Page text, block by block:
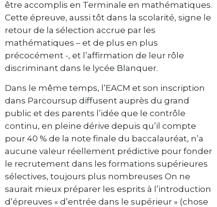
être accomplis en Terminale en mathématiques.
Cette épreuve, aussi tôt dans la scolarité, signe le
retour de la sélection accrue par les
mathématiques – et de plus en plus
précocément -, et l’affirmation de leur rôle
discriminant dans le lycée Blanquer.
Dans le même temps, l’EACM et son inscription
dans Parcoursup diffusent auprès du grand
public et des parents l’idée que le contrôle
continu, en pleine dérive depuis qu’il compte
pour 40 % de la note finale du baccalauréat, n’a
aucune valeur réellement prédictive pour fonder
le recrutement dans les formations supérieures
sélectives, toujours plus nombreuses On ne
saurait mieux préparer les esprits à l’introduction
d’épreuves « d’entrée dans le supérieur » (chose